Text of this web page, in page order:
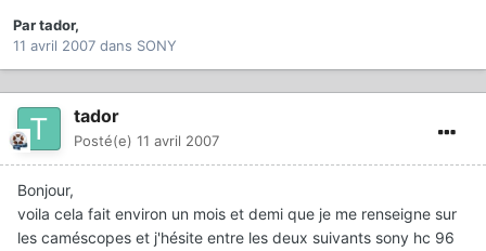
Partador,
11 avril 2007 dans SONY
tador
Posté(e) 11 avril 2007
Bonjour,
voila cela fait environ un mois et demi que je me renseigne sur
les caméscopes et j'hésite entre les deux suivants sony hc 96